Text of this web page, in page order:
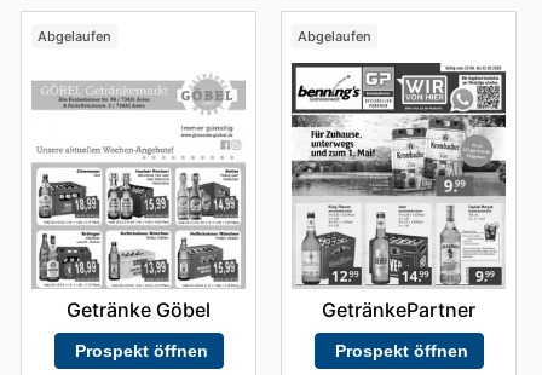
Abgelaufen
Getränke Göbel
Prospekt öffnen
Abgelaufen
GetränkePartner
Prospekt öffnen